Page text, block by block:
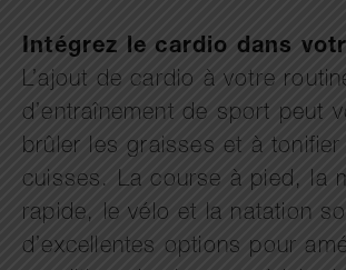
Intégrez le cardio dans
L’ajout de cardio à votre
d’entraînement de sport peut
brûler les graisses et à tonifier
cuisses. La course à pied, la
rapide, le vélo et la natation
d’excellentes options pour